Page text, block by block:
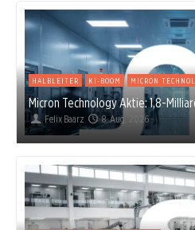
HALBLEITER KI-BOOM MICRON
Micron Technology Aktie: 1,8-
Felix Baarz 8. Aug. 2026